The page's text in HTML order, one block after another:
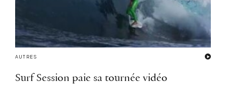
AUTRES
Surf Session paie sa tournée vidéo